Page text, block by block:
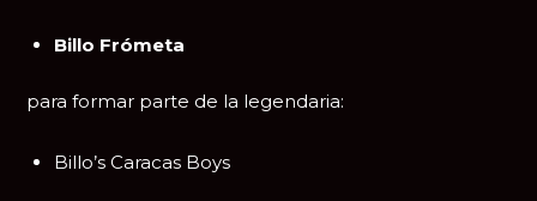
Billo Frómeta
para formar parte de la legendaria:
Billo’s Caracas Boys